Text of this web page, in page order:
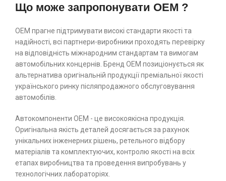
Що може запропонувати OEM ?
ОЕМ прагне підтримувати високі стандарти якості та
надійності, всі партнери-виробники проходять перевірку
на відповідність міжнародним стандартам та вимогам
автомобільних концернів. Бренд ОЕМ позиціонується як
альтернатива оригінальній продукції преміальної якості
українського ринку післяпродажного обслуговування
автомобілів.
Автокомпоненти ОЕМ - це високоякісна продукція.
Оригінальна якість деталей досягається за рахунок
унікальних інженерних рішень, ретельного відбору
матеріалів та комплектуючих, контролю якості на всіх
етапах виробництва та проведення випробувань у
технологічних лабораторіях.